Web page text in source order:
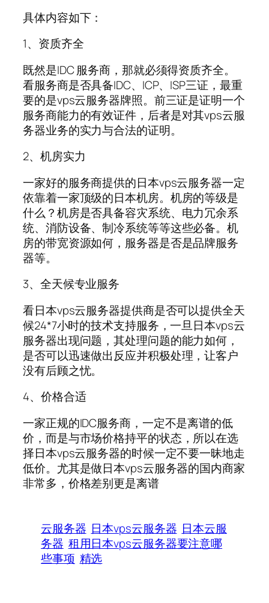
具体内容如下：
1、资质齐全
既然是IDC 服务商，那就必须得资质齐全。
看服务商是否具备IDC、ICP、ISP三证，最重
要的是vps云服务器牌照。前三证是证明一个
服务商能力的有效证件，后者是对其vps云服
务器业务的实力与合法的证明。
2、机房实力
一家好的服务商提供的日本vps云服务器一定
依靠着一家顶级的日本机房。机房的等级是
什么？机房是否具备容灾系统、电力冗余系
统、消防设备、制冷系统等等这些必备。机
房的带宽资源如何，服务器是否是品牌服务
器等。
3、全天候专业服务
看日本vps云服务器提供商是否可以提供全天
候24*7小时的技术支持服务，一旦日本vps云
服务器出现问题，其处理问题的能力如何，
是否可以迅速做出反应并积极处理，让客户
没有后顾之忧。
4、价格合适
一家正规的IDC服务商，一定不是离谱的低
价，而是与市场价格持平的状态，所以在选
择日本vps云服务器的时候一定不要一昧地走
低价。尤其是做日本vps云服务器的国内商家
非常多，价格差别更是离谱
云服务器 日本vps云服务器 日本云服
务器 租用日本vps云服务器要注意哪
些事项 精选